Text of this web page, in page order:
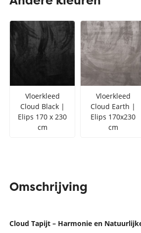
Vloerkleed zwart wit
Toon alles Kleuren
Toon alles Soorten
Toon alles Afmetingen
Toon alles Merken
Vloerkleed
Cloud Black |
Elips 170 x 230
cm
Vloerkleed
Cloud Earth |
Elips 170x230
cm
Omschrijving
Cloud Tapijt – Harmonie en